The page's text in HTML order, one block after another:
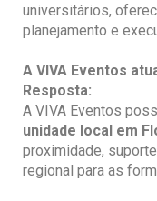
universitários,
planejamento e
A VIVA Eventos
Resposta:
A VIVA Eventos
unidade local em
proximidade,
regional para as